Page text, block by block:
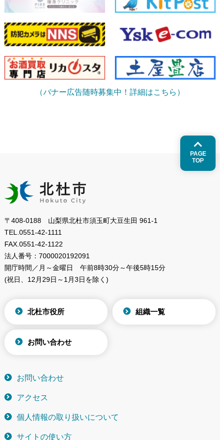
（バナー広告随時募集中！詳細はこちら）
PAGE
TOP
〒408-0188 山梨県北杜市須玉町大豆生田 961-1
TEL. 0551-42-1111
FAX. 0551-42-1122
法人番号： 7000020192091
開庁時間／月～金曜日
午前8時30分～午後5時15分
(祝日、12月29日～1月3日を除く)
北杜市役所 組織一覧
お問い合わせ
お問い合わせ
アクセス
個人情報の取り扱いについて
サイトの使い方